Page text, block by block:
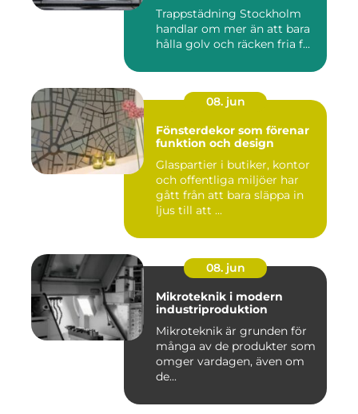
Trappstädning Stockholm
handlar om mer än att bara
hålla golv och räcken fria f...
08. jun
Fönsterdekor som förenar
funktion och design
Glaspartier i butiker, kontor
och offentliga miljöer har
gått från att bara släppa in
ljus till att ...
08. jun
Mikroteknik i modern
industriproduktion
Mikroteknik är grunden för
många av de produkter som
omger vardagen, även om
de...